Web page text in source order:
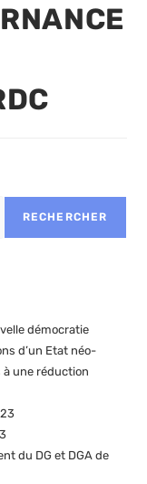
RECHERCHER
démocratie
d’un Etat néo-
une réduction
du DG et DGA de